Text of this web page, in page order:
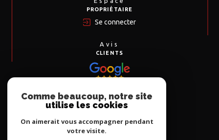
PROPRIÉTAIRE
Se connecter
Avis
CLIENTS
Nous
ADHÉRONS
Comme beaucoup, notre site
utilise les cookies
On aimerait vous accompagner pendant
votre visite.